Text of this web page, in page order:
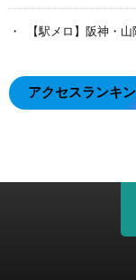
【駅メロ】阪神・
アクセスランキ